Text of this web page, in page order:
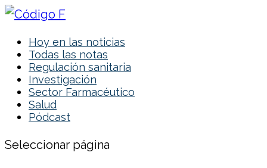
Hoy en las noticias
Todas las notas
Regulación sanitaria
Investigación
Sector Farmacéutico
Salud
Pódcast
Seleccionar página